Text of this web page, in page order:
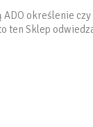
ADO określenie czy
ten Sklep